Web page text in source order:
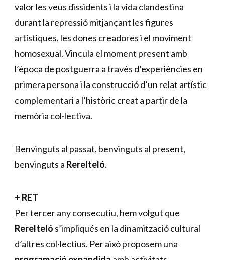
valor les veus dissidents i la vida clandestina
durant la repressió mitjançant les figures
artístiques, les dones creadores i el moviment
homosexual. Vincula el moment present amb
l’època de postguerra a través d’experiències en
primera persona i la construcció d’un relat artístic
complementari a l’històric creat a partir de la
memòria col·lectiva.
Benvinguts al passat, benvinguts al present,
benvinguts a Rerelteló.
+ RET
Rerelteló s’impliqués en la dinamització cultural
d’altres col·lectius. Per això proposem una